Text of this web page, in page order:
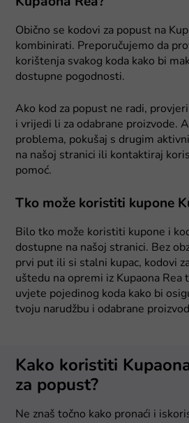
Obično se kodovi za popust na
kombinirati. Preporučujemo da
korištenja svakog koda kako bi
dostupne pogodnosti.
Ako kod za popust ne radi,
i vrijedi li za odabrane proizvode.
problema, pokušaj s drugim
na našoj stranici ili kontaktiraj
pomoć.
Tko može koristiti kupone
Bilo tko može koristiti kupone i
dostupne na našoj stranici. Bez
prvi put ili si stalni kupac, kodovi
uštedu na opremi iz Kupaona Rea
uvjete pojedinog koda kako bi
tvoju narudžbu i odabrane
Kako koristiti
za popust?
Ne znaš točno kako pronaći i